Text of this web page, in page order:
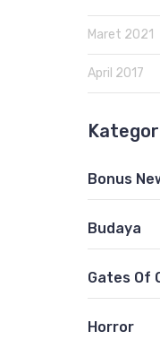
Maret 2021
April 2017
Bonus
Budaya
Gates Of
Horror